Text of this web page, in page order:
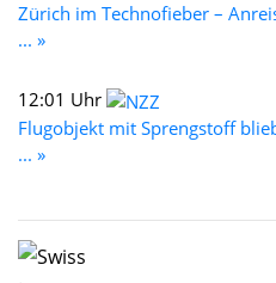
Zürich im Technofieber –
... »
12:01 Uhr
Flugobjekt mit Sprengstoff
... »